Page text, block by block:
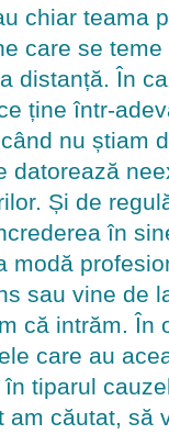
chiar teama
care se
distanță. În
ține într-
nu știam
datorează
Și de
în
modă
sau vine de
că intrăm. În
care au
tiparul
căutat, să